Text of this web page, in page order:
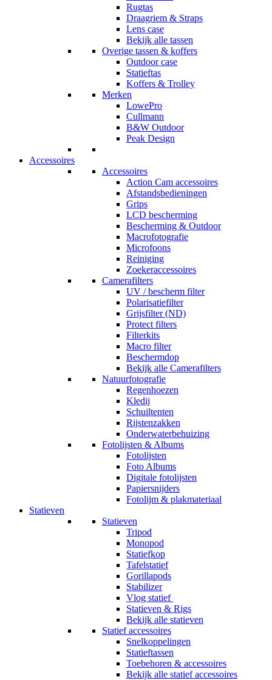
Rugtas
Draagriem & Straps
Lens case
Bekijk alle tassen
Overige tassen & koffers
Outdoor case
Statieftas
Koffers & Trolley
Merken
LowePro
Cullmann
B&W Outdoor
Peak Design
Accessoires
Accessoires
Action Cam accessoires
Afstandsbedieningen
Grips
LCD bescherming
Bescherming & Outdoor
Macrofotografie
Microfoons
Reiniging
Zoekeraccessoires
Camerafilters
UV / bescherm filter
Polarisatiefilter
Grijsfilter (ND)
Protect filters
Filterkits
Macro filter
Beschermdop
Bekijk alle Camerafilters
Natuurfotografie
Regenhoezen
Kledij
Schuiltenten
Rijstenzakken
Onderwaterbehuizing
Fotolijsten & Albums
Fotolijsten
Foto Albums
Digitale fotolijsten
Papiersnijders
Fotolijm & plakmateriaal
Statieven
Statieven
Tripod
Monopod
Statiefkop
Tafelstatief
Gorillapods
Stabilizer
Vlog statief
Statieven & Rigs
Bekijk alle statieven
Statief accessoires
Snelkoppelingen
Statieftassen
Toebehoren & accessoires
Bekijk alle statief accessoires